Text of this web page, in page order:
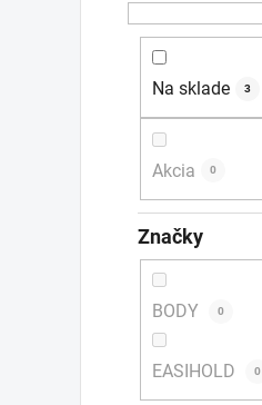
Na sklade 3
Akcia 0
Značky
BODY 0
EASIHOLD 0